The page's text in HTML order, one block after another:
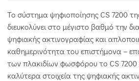
Το σύστημα ψηφιοποίησης CS 7200
διευκολύνει στο μέγιστο βαθμό την
ψηφιακής ακτινογραφίας και
καθημερινότητα του επιστήμονα –
των πλακιδίων φωσφόρου το CS 7200
καλύτερα στοιχεία της ψηφιακής